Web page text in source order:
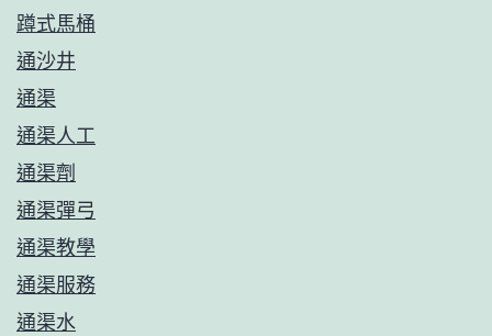
蹲式馬桶
通沙井
通渠
通渠人工
通渠劑
通渠彈弓
通渠教學
通渠服務
通渠水